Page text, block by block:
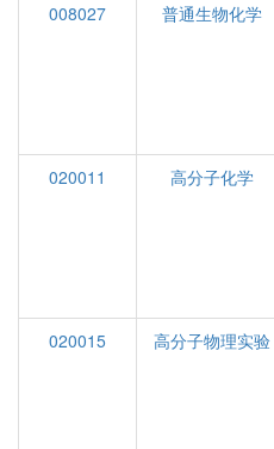
008027
普通生物化学
020011
高分子化学
020015
高分子物理实验